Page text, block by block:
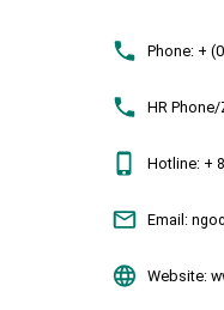
Phone:+
HR
Hotline:+
Email:
Website: